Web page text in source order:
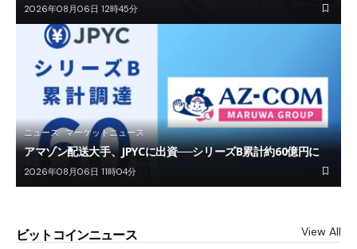
2026年08月06日 12時45分
ニュース マーケットニュース
アマゾン配送大手、JPYCに出資──シリーズB累計約60億円に
2026年08月06日 11時04分
ビットコインニュース View All